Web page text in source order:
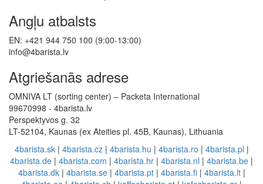
Angļu atbalsts
EN: +421 944 750 100 (9:00-13:00)
info@4barista.lv
Atgriešanās adrese
OMNIVA LT (sorting center) – Packeta International
99670998 - 4barista.lv
Perspektyvos g. 32
LT-52104, Kaunas (ex Ateities pl. 45B, Kaunas), Lithuania
4barista.sk| 4barista.cz| 4barista.hu | 4barista.ro | 4barista.pl |
4barista.de | 4barista.com | 4barista.hr | 4barista.nl | 4barista.be |
4barista.dk| 4barista.se| 4barista.pt| 4barista.fi| 4barista.lt|